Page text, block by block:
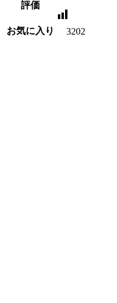
評価
お気に入り 3202